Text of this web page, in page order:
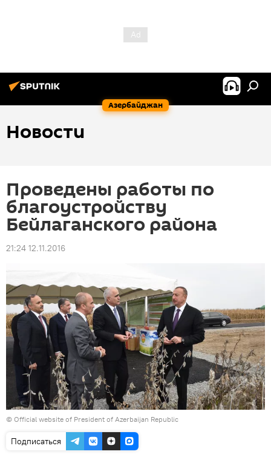
Азербайджан
Новости
Проведены работы по
благоустройству
Бейлаганского района
21:24 12.11.2016
© Official website of President of Azerbaijan Republic
Подписаться